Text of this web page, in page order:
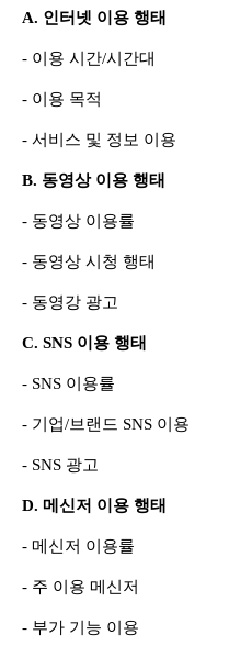
A. 인터넷 이용 행태
- 이용 시간/시간대
- 이용 목적
- 서비스 및 정보 이용
B. 동영상 이용 행태
- 동영상 이용률
- 동영상 시청 행태
- 동영강 광고
C. SNS 이용 행태
- SNS 이용률
- 기업/브랜드 SNS 이용
- SNS 광고
D. 메신저 이용 행태
- 메신저 이용률
- 주 이용 메신저
- 부가 기능 이용